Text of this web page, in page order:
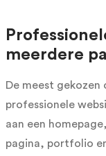
meerdere
De meest gekozen
professionele
aan een
pagina, portfolio